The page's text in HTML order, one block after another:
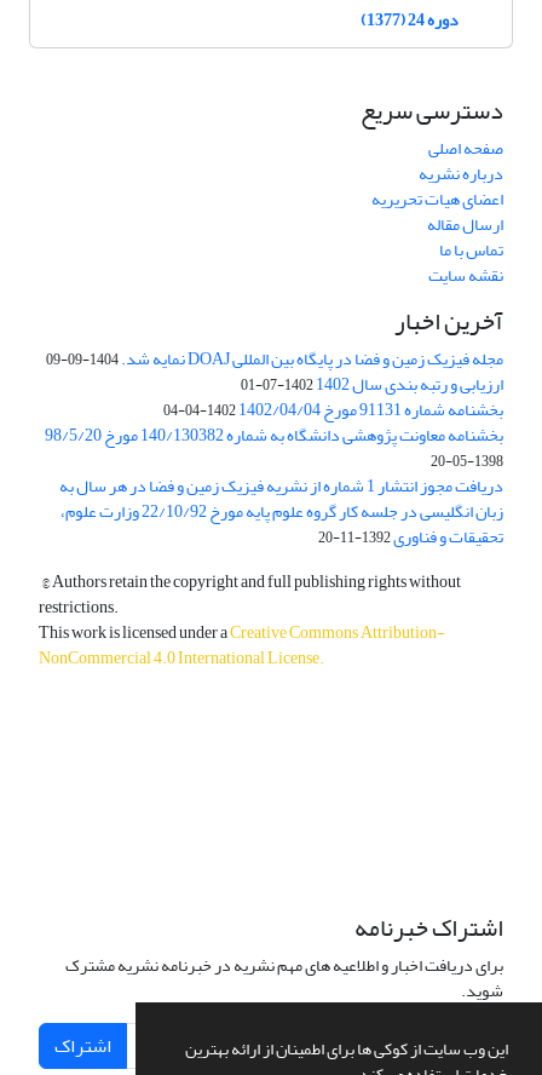
این وب سایت از کوکی ها برای اطمینان از ارائه بهترین
دوره 24 (1377)
دسترسی سریع
صفحه اصلی
درباره نشریه
اعضای هیات تحریریه
ارسال مقاله
تماس با ما
نقشه سایت
آخرین اخبار
مجله فیزیک زمین و فضا در پایگاه بین المللی DOAJ نمایه شد. 1404-09-09
ارزیابی و رتبه بندی سال 1402 1402-07-01
بخشنامه شماره 91131 مورخ 1402/04/04 1402-04-04
بخشنامه معاونت پژوهشی دانشگاه به شماره 140/130382 مورخ 98/5/20
1398-05-20
دریافت مجوز انتشار 1 شماره از نشریه فیزیک زمین و فضا در هر سال به
زبان انگلیسی در جلسه کار گروه علوم پایه مورخ 22/10/92 وزارت علوم،
تحقیقات و فناوری1392-11-20
© Authors retain the copyright and full publishing rights without
restrictions.
This work is licensed under aCreative Commons Attribution-
NonCommercial 4.0 International License.
اشتراک خبرنامه
برای دریافت اخبار و اطلاعیه های مهم نشریه در خبرنامه نشریه مشترک
شوید.
اشتراک